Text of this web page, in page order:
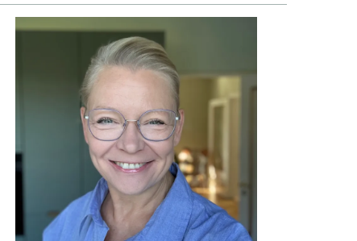
PRIMÆR
SIDEBAR